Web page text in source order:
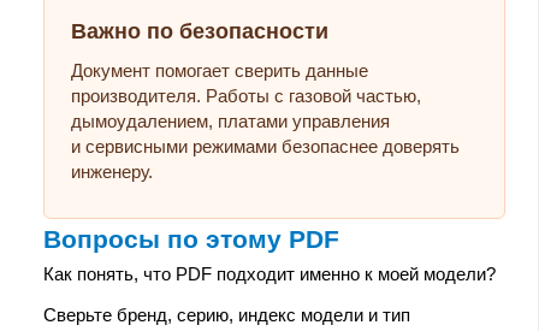
Важно по безопасности
Документ помогает сверить данные
производителя. Работы с газовой частью,
дымоудалением, платами управления
и сервисными режимами безопаснее доверять
инженеру.
Вопросы по этому PDF
Как понять, что PDF подходит именно к моей модели?
Сверьте бренд, серию, индекс модели и тип